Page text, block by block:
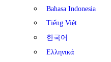
Bahasa Indonesia
Tiếng Việt
한국어
Ελληνικά